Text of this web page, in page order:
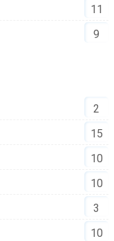
11
9
2
15
10
10
3
10